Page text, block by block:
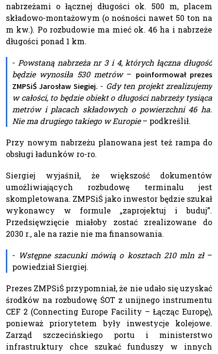
nabrzeżami o łącznej długości ok. 500 m, placem
składowo-montażowym (o nośności nawet 50 ton na
m kw.). Po rozbudowie ma mieć ok. 46 ha i nabrzeże
długości ponad 1 km.
- Powstaną nabrzeża nr 3 i 4, których łączna długość
będzie wynosiła 530 metrów– poinformował prezes
ZMPSiŚ Jarosław Siegiej. - Gdy ten projekt zrealizujemy
w całości, to będzie obiekt o długości nabrzeży tysiąca
metrów i placach składowych o powierzchni 46 ha.
Nie ma drugiego takiego w Europie– podkreślił.
Przy nowym nabrzeżu planowana jest też rampa do
obsługi ładunków ro-ro.
Siergiej wyjaśnił, że większość dokumentów
umożliwiających rozbudowę terminalu jest
skompletowana. ZMPSiŚ jako inwestor będzie szukał
wykonawcy w formule „zaprojektuj i buduj”.
Przedsięwzięcie miałoby zostać zrealizowane do
2030 r., ale na razie nie ma finansowania.
- Wstępne szacunki mówią o kosztach 210 mln zł–
powiedział Siergiej.
Prezes ZMPSiŚ przypomniał, że nie udało się uzyskać
środków na rozbudowę ŚOT z unijnego instrumentu
CEF 2 (Connecting Europe Facility – Łącząc Europę),
ponieważ priorytetem były inwestycje kolejowe.
Zarząd szczecińskiego portu i ministerstwo
infrastruktury chce szukać funduszy w innych